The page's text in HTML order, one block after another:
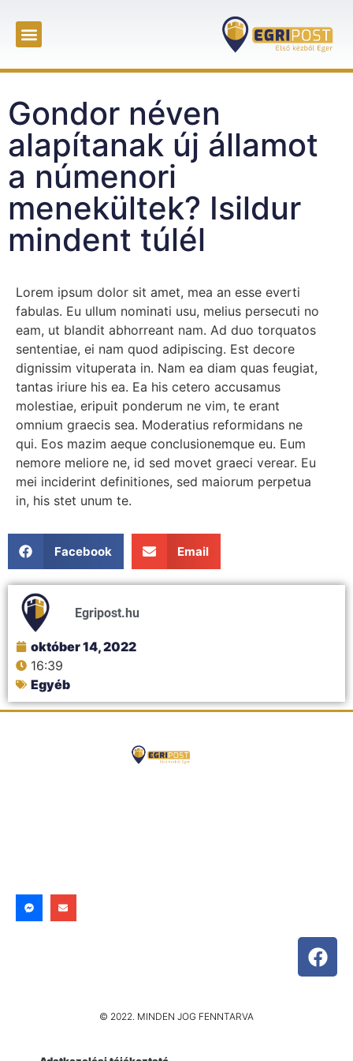
Gondor néven
alapítanak új államot
a númenori
menekültek? Isildur
mindent túlél
Lorem ipsum dolor sit amet, mea an esse everti
fabulas. Eu ullum nominati usu, melius persecuti no
eam, ut blandit abhorreant nam. Ad duo torquatos
sententiae, ei nam quod adipiscing. Est decore
dignissim vituperata in. Nam ea diam quas feugiat,
tantas iriure his ea. Ea his cetero accusamus
molestiae, eripuit ponderum ne vim, te erant
omnium graecis sea. Moderatius reformidans ne
qui. Eos mazim aeque conclusionemque eu. Eum
nemore meliore ne, id sed movet graeci verear. Eu
mei inciderint definitiones, sed maiorum perpetua
in, his stet unum te.
Facebook Email
Egripost.hu
október 14, 2022
16:39
Egyéb
© 2022. MINDEN JOG FENNTARVA